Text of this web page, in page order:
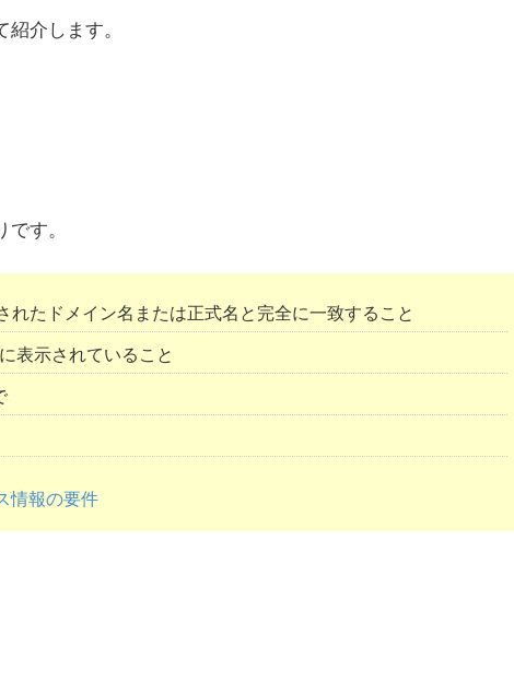
介します。
す。
たドメイン名または正式名と完全に一致すること
表示されていること
情報の要件